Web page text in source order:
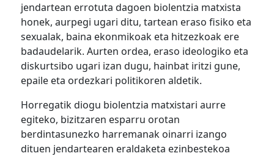
jendartean errotuta dagoen biolentzia matxista
honek, aurpegi ugari ditu, tartean eraso fisiko eta
sexualak, baina ekonmikoak eta hitzezkoak ere
badaudelarik. Aurten ordea, eraso ideologiko eta
diskurtsibo ugari izan dugu, hainbat iritzi gune,
epaile eta ordezkari politikoren aldetik.
Horregatik diogu biolentzia matxistari aurre
egiteko, bizitzaren esparru orotan
berdintasunezko harremanak oinarri izango
dituen jendartearen eraldaketa ezinbestekoa